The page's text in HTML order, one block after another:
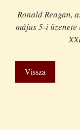
Ronald Reagan,
május 5-i
Vissza